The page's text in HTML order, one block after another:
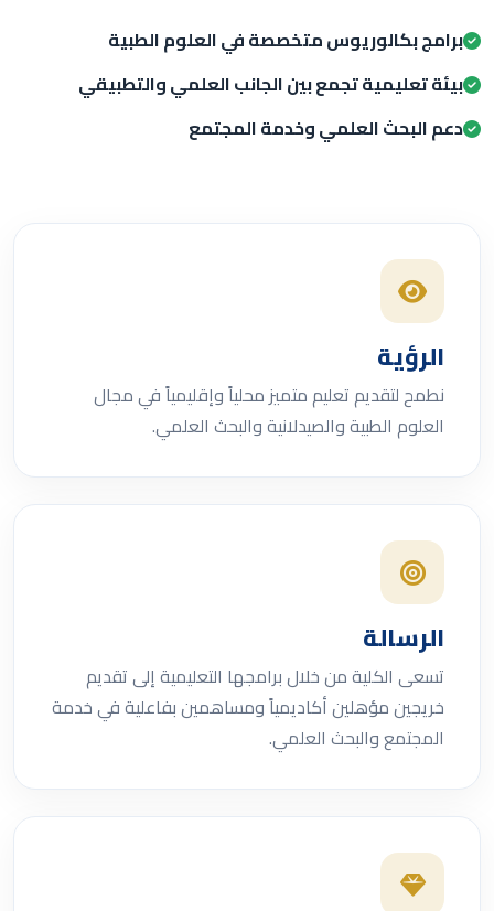
برامج بكالوريوس متخصصة في العلوم الطبية
بيئة تعليمية تجمع بين الجانب العلمي والتطبيقي
دعم البحث العلمي وخدمة المجتمع
الرؤية
نطمح لتقديم تعليم متميز محلياً وإقليمياً في مجال
العلوم الطبية والصيدلانية والبحث العلمي.
الرسالة
تسعى الكلية من خلال برامجها التعليمية إلى تقديم
خريجين مؤهلين أكاديمياً ومساهمين بفاعلية في خدمة
المجتمع والبحث العلمي.